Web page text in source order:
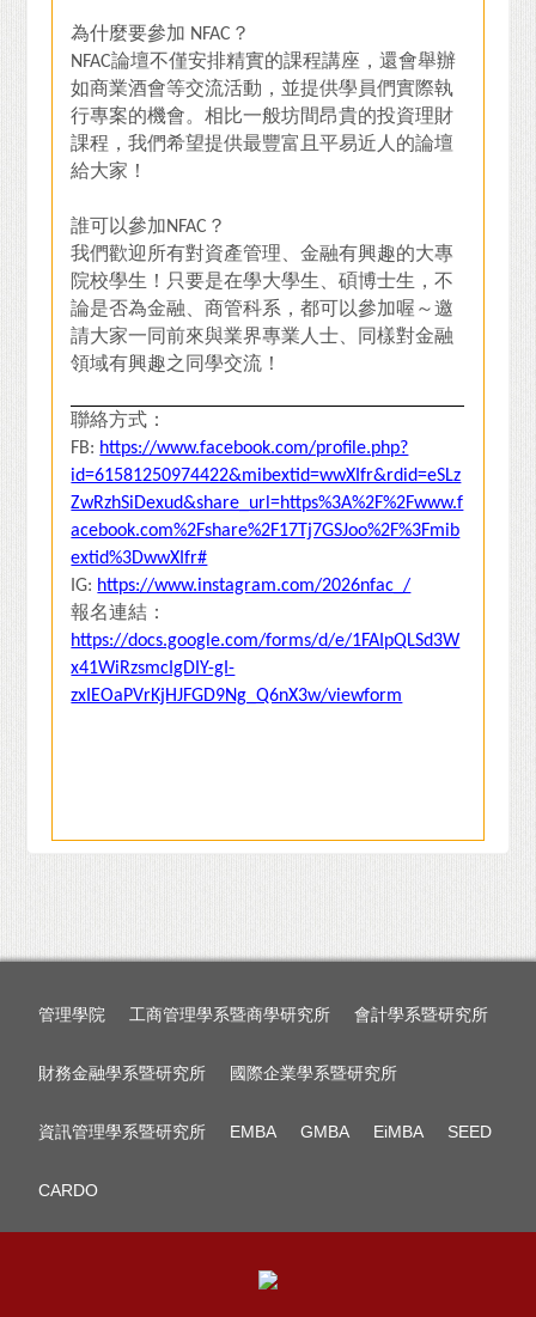
為什麼要參加 NFAC？
NFAC論壇不僅安排精實的課程講座，還會舉辦
如商業酒會等交流活動，並提供學員們實際執
行專案的機會。相比一般坊間昂貴的投資理財
課程，我們希望提供最豐富且平易近人的論壇
給大家！
誰可以參加NFAC？
我們歡迎所有對資產管理、金融有興趣的大專
院校學生！只要是在學大學生、碩博士生，不
論是否為金融、商管科系，都可以參加喔～邀
請大家一同前來與業界專業人士、同樣對金融
領域有興趣之同學交流！
聯絡方式：
FB: https://www.facebook.com/profile.php?
id=61581250974422&mibextid=wwXIfr&rdid=eSLz
ZwRzhSiDexud&share_url=https%3A%2F%2Fwww.f
acebook.com%2Fshare%2F17Tj7GSJoo%2F%3Fmib
extid%3DwwXIfr#
IG: https://www.instagram.com/2026nfac_/
報名連結：
https://docs.google.com/forms/d/e/1FAIpQLSd3W
x41WiRzsmcIgDIY-gI-
zxIEOaPVrKjHJFGD9Ng_Q6nX3w/viewform
管理學院 工商管理學系暨商學研究所 會計學系暨研究所
財務金融學系暨研究所 國際企業學系暨研究所
資訊管理學系暨研究所 EMBA GMBA EiMBA SEED
CARDO